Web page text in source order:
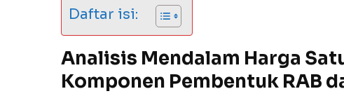
Daftar isi:
Analisis Mendalam Harga
Komponen Pembentuk RAB